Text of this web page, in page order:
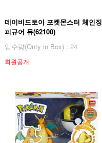
데이비드토이 포켓몬스터 체인징
피규어 뮤(62100)
입수량(Qnty in Box) : 24
회원공개